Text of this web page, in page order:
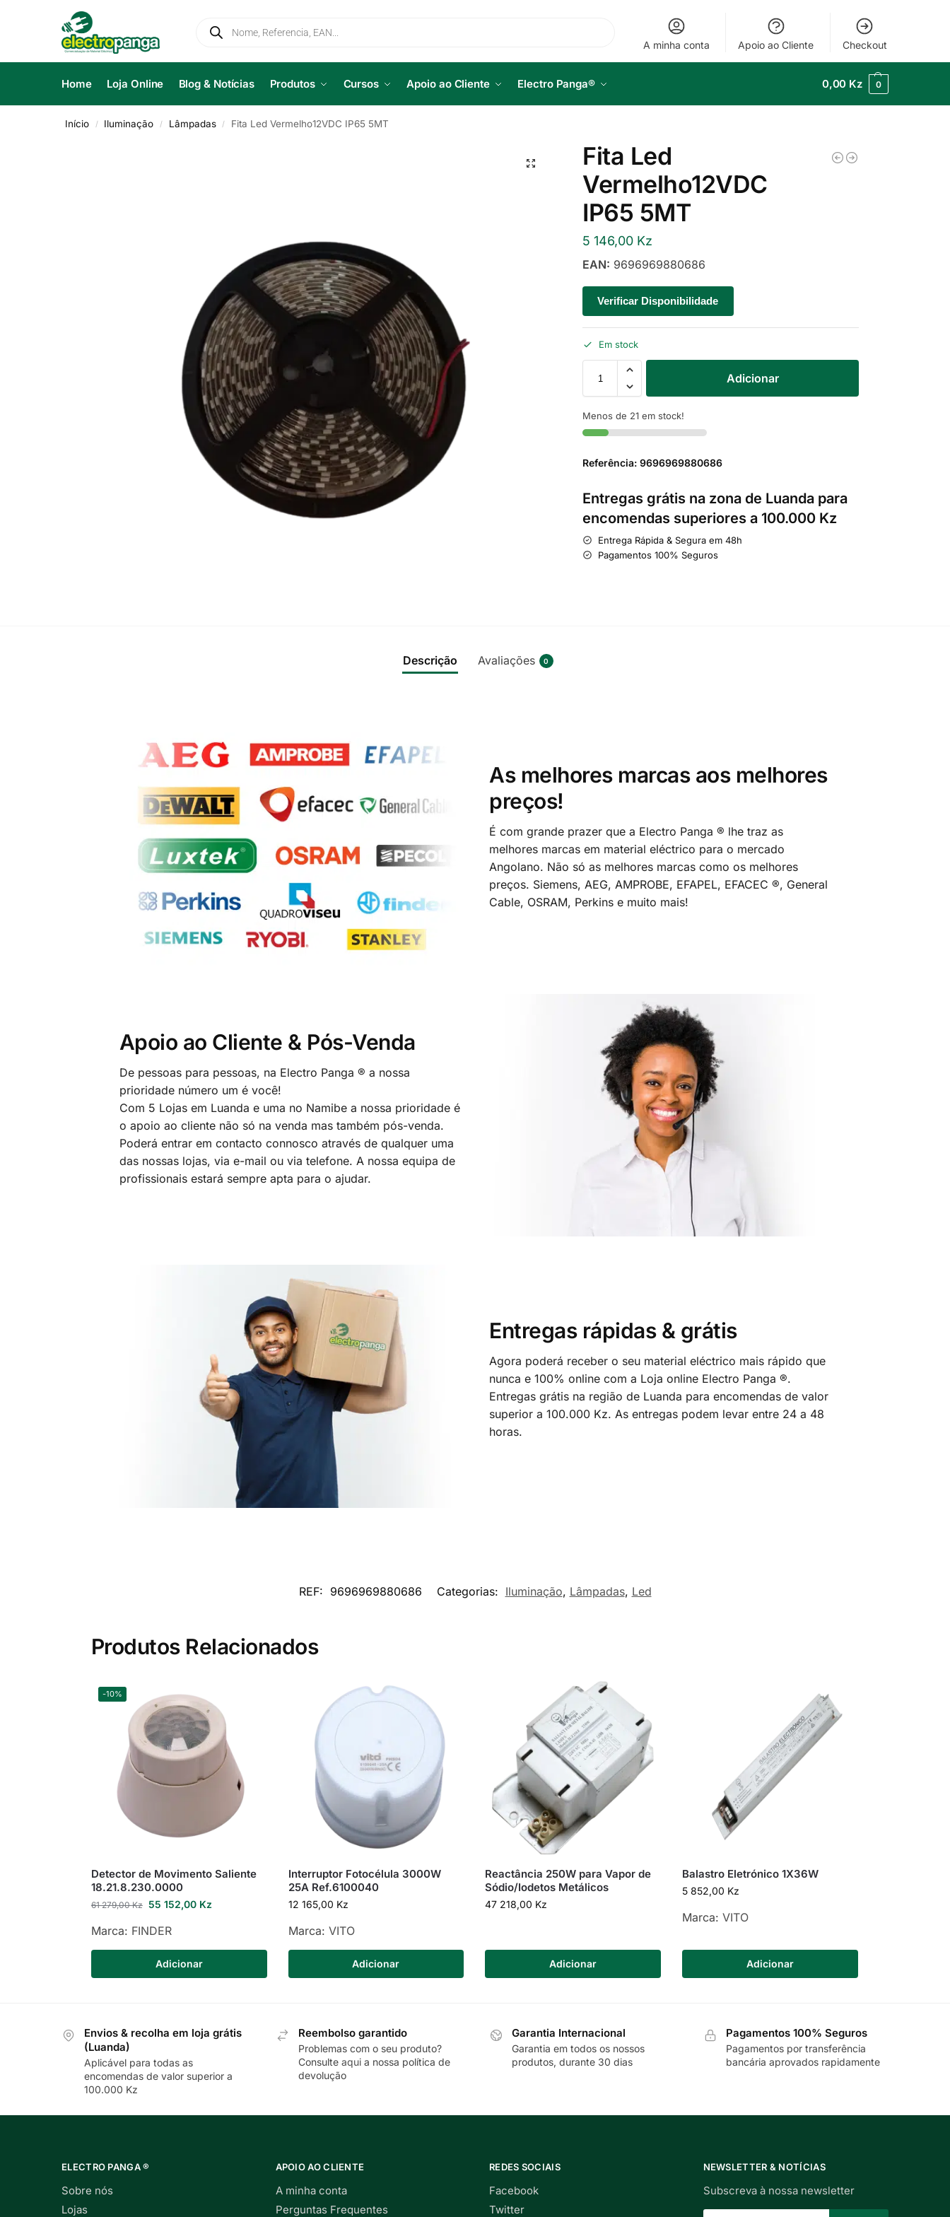
A minha conta Apoio ao Cliente Checkout
Home Loja Online Blog & Notícias Produtos Cursos Apoio ao Cliente Electro Panga® 0,00 Kz 0
Início / Iluminação / Lâmpadas / Fita Led Vermelho12VDC IP65 5MT
Fita Led
Vermelho12VDC
IP65 5MT
5 146,00 Kz
EAN: 9696969880686
Verificar Disponibilidade
Em stock
Adicionar
Menos de 21 em stock!
Referência: 9696969880686
Entregas grátis na zona de Luanda para
encomendas superiores a 100.000 Kz
Entrega Rápida & Segura em 48h
Pagamentos 100% Seguros
Descrição Avaliações 0
As melhores marcas aos melhores
preços!
É com grande prazer que a Electro Panga ® lhe traz as
melhores marcas em material eléctrico para o mercado
Angolano. Não só as melhores marcas como os melhores
preços. Siemens, AEG, AMPROBE, EFAPEL, EFACEC ®, General
Cable, OSRAM, Perkins e muito mais!
Apoio ao Cliente & Pós-Venda
De pessoas para pessoas, na Electro Panga ® a nossa
prioridade número um é você!
Com 5 Lojas em Luanda e uma no Namibe a nossa prioridade é
o apoio ao cliente não só na venda mas também pós-venda.
Poderá entrar em contacto connosco através de qualquer uma
das nossas lojas, via e-mail ou via telefone. A nossa equipa de
profissionais estará sempre apta para o ajudar.
Entregas rápidas & grátis
Agora poderá receber o seu material eléctrico mais rápido que
nunca e 100% online com a Loja online Electro Panga ®.
Entregas grátis na região de Luanda para encomendas de valor
superior a 100.000 Kz. As entregas podem levar entre 24 a 48
horas.
REF: 9696969880686 Categorias: Iluminação, Lâmpadas, Led
Produtos Relacionados
-10%
Detector de Movimento Saliente
18.21.8.230.0000
61 279,00Kz 55 152,00 Kz
Marca: FINDER
Adicionar
Interruptor Fotocélula 3000W
25A Ref.6100040
12 165,00 Kz
Marca: VITO
Adicionar
Reactância 250W para Vapor de
Sódio/Iodetos Metálicos
47 218,00 Kz
Adicionar
Balastro Eletrónico 1X36W
5 852,00 Kz
Marca:VITO
Adicionar
Envios & recolha em loja grátis
(Luanda)
Aplicável para todas as
encomendas de valor superior a
100.000 Kz
Reembolso garantido
Problemas com o seu produto?
Consulte aquia nossa política de
devolução
Garantia Internacional
Garantia em todos os nossos
produtos, durante 30 dias
Pagamentos 100% Seguros
Pagamentos por transferência
bancária aprovados rapidamente
ELECTRO PANGA ®
Sobre nós
Lojas
APOIO AO CLIENTE
A minha conta
Perguntas Frequentes
REDES SOCIAIS
Facebook
Twitter
NEWSLETTER & NOTÍCIAS
Subscreva à nossa newsletter